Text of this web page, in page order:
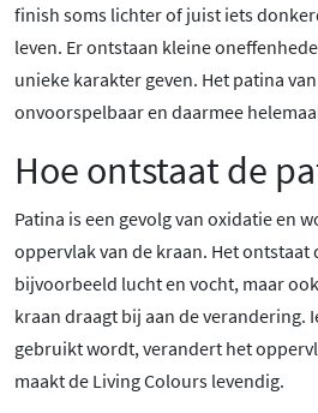
finish soms lichter of juist iets
leven. Er ontstaan kleine
unieke karakter geven. Het patina
onvoorspelbaar en daarmee
Hoe ontstaat de
Patina is een gevolg van oxidatie en
oppervlak van de kraan. Het
bijvoorbeeld lucht en vocht, maar
kraan draagt bij aan de verandering.
gebruikt wordt, verandert het
maakt de Living Colours levendig.